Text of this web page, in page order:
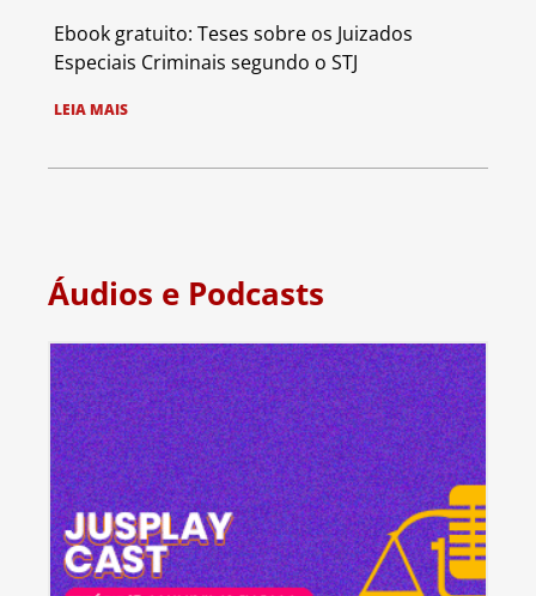
Ebook gratuito: Teses sobre os Juizados
Especiais Criminais segundo o STJ
LEIA MAIS
Áudios e Podcasts